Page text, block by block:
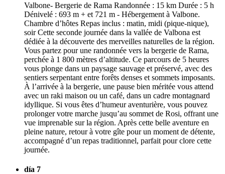
Valbone- Bergerie de Rama Randonnée : 15 km Durée : 5 h
Dénivelé : 693 m + et 721 m - Hébergement à Valbone.
Chambre d’hôtes Repas inclus : matin, midi (pique-nique),
soir Cette seconde journée dans la vallée de Valbona est
dédiée à la découverte des merveilles naturelles de la région.
Vous partez pour une randonnée vers la bergerie de Rama,
perchée à 1 800 mètres d’altitude. Ce parcours de 5 heures
vous plonge dans un paysage sauvage et préservé, avec des
sentiers serpentant entre forêts denses et sommets imposants.
À l’arrivée à la bergerie, une pause bien méritée vous attend
avec un raki maison ou un café, dans un cadre montagnard
idyllique. Si vous êtes d’humeur aventurière, vous pouvez
prolonger votre marche jusqu’au sommet de Rosi, offrant une
vue imprenable sur la région. Après cette belle aventure en
pleine nature, retour à votre gîte pour un moment de détente,
accompagné d’un repas traditionnel, parfait pour clore cette
journée.
día 7